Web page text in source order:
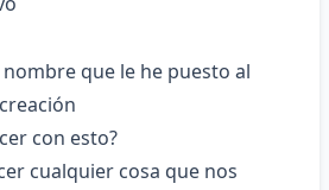
que le he puesto al
con esto?
cualquier cosa que nos